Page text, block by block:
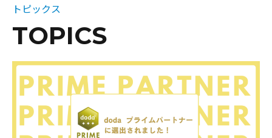
トピックス
TOPICS